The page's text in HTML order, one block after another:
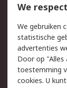
Bestellen
Track &
Wettelijk
Cookiebeleid
We
We gebruiken
statistische
advertenties
Door op "Alles
toestemming
cookies. U